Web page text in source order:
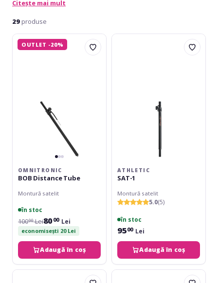
ideale pentru sisteme PA, DJ și evenimente live.
Citește mai mult
29 produse
Omnitronic
BOBOUTLET -20%
OMNITRONIC
BOB Distance Tube
Montură satelit
în stoc
10000Lei8000 Lei
economisești 20 Lei
Adaugă în coș
Athletic
ATHLETIC
SAT-1
Montură satelit
5.0(5)
în stoc
9500 Lei
Adaugă în coș
JamStands
Athletic